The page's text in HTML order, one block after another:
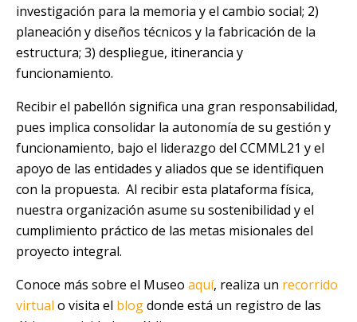
investigación para la memoria y el cambio social; 2)
planeación y diseños técnicos y la fabricación de la
estructura; 3) despliegue, itinerancia y
funcionamiento.
Recibir el pabellón significa una gran responsabilidad,
pues implica consolidar la autonomía de su gestión y
funcionamiento, bajo el liderazgo del CCMML21 y el
apoyo de las entidades y aliados que se identifiquen
con la propuesta. Al recibir esta plataforma física,
nuestra organización asume su sostenibilidad y el
cumplimiento práctico de las metas misionales del
proyecto integral.
Conoce más sobre el Museo aquí, realiza un recorrido
virtual o visita el blogdonde está un registro de las